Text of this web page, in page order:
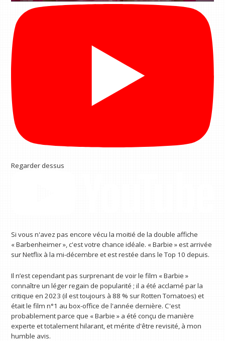
Regarder dessus
Si vous n'avez pas encore vécu la moitié de la double affiche
« Barbenheimer », c'est votre chance idéale. « Barbie » est arrivée
sur Netflix à la mi-décembre et est restée dans le Top 10 depuis.
Il n’est cependant pas surprenant de voir le film « Barbie »
connaître un léger regain de popularité ; il a été acclamé par la
critique en 2023 (il est toujours à 88 % sur Rotten Tomatoes) et
était le film n°1 au box-office de l'année dernière. C'est
probablement parce que « Barbie » a été conçu de manière
experte et totalement hilarant, et mérite d'être revisité, à mon
humble avis.